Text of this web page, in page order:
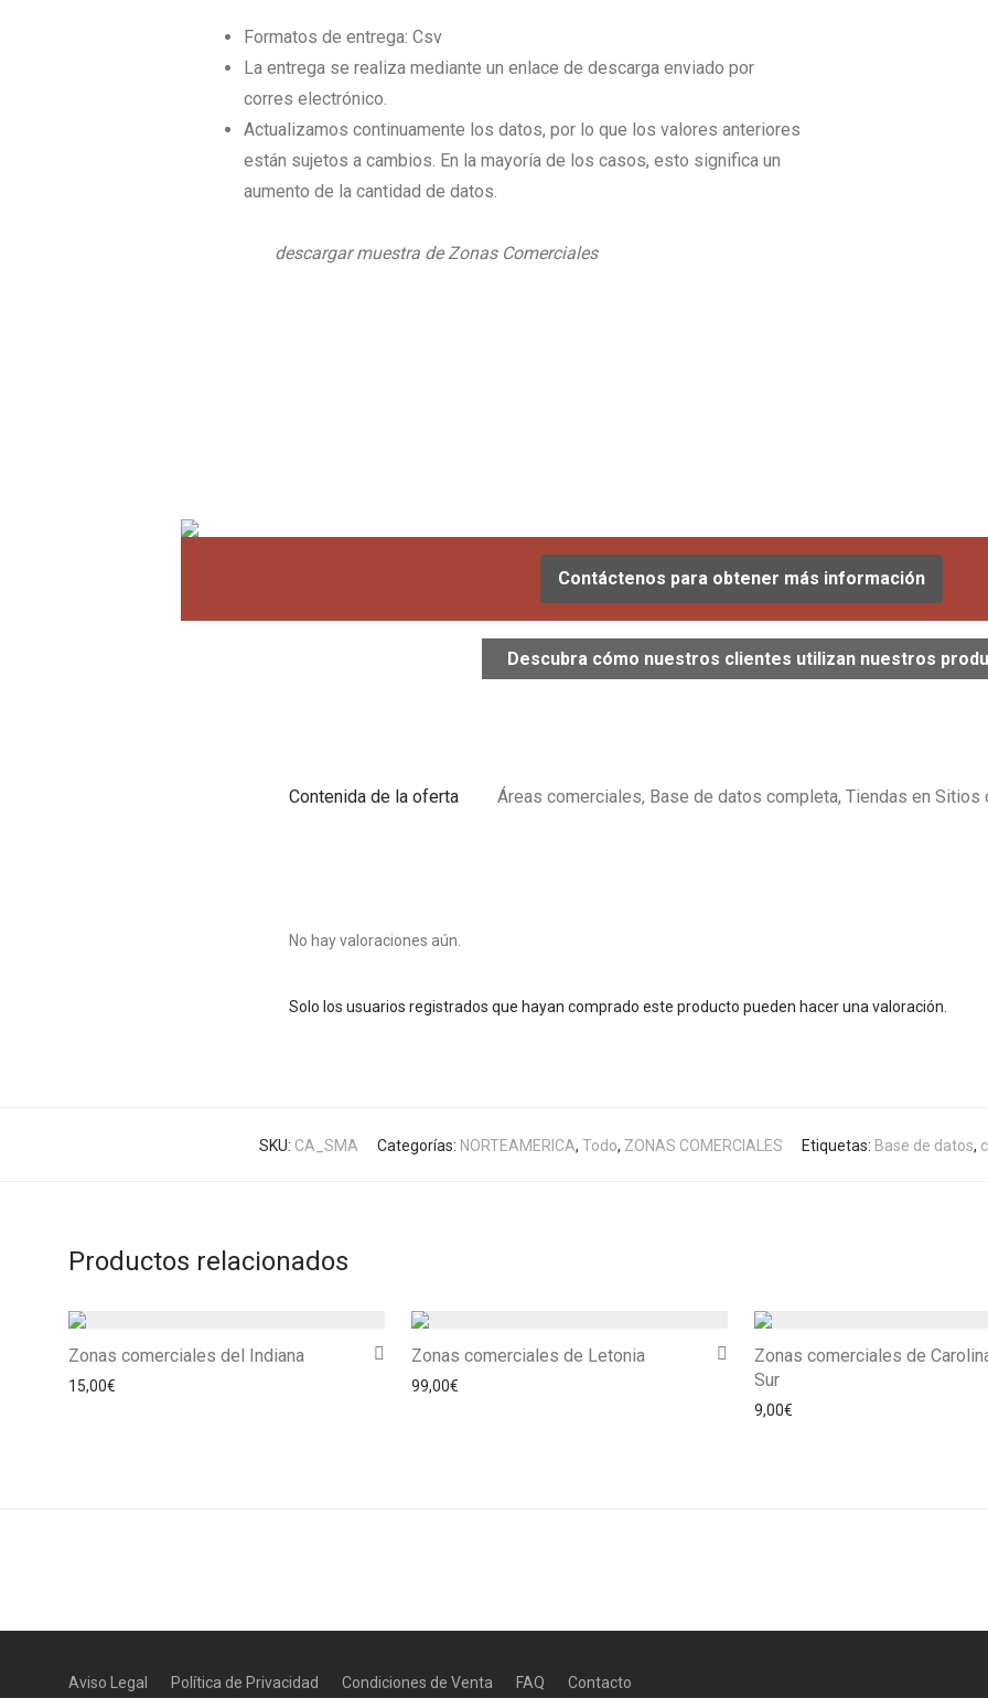
Formatos de entrega: Csv
La entrega se realiza mediante un enlace de descarga enviado por
corres electrónico.
Actualizamos continuamente los datos, por lo que los valores anteriores
están sujetos a cambios. En la mayoría de los casos, esto significa un
aumento de la cantidad de datos.
descargar muestra de Zonas Comerciales
Contáctenos para obtener más información
Descubra cómo nuestros clientes utilizan nuestros
Contenida de la oferta Áreas comerciales, Base de datos completa, Tiendas en Sitios
No hay valoraciones aún.
Solo los usuarios registrados que hayan comprado este producto pueden hacer una valoración.
SKU: CA_SMA Categorías: NORTEAMERICA, Todo, ZONAS COMERCIALES Etiquetas: Base de datos,
Productos relacionados
Zonas comerciales del Indiana
15,00€
Zonas comerciales de Letonia
99,00€
Zonas comerciales de
Sur
9,00€
Aviso Legal Política de Privacidad Condiciones de Venta FAQ Contacto